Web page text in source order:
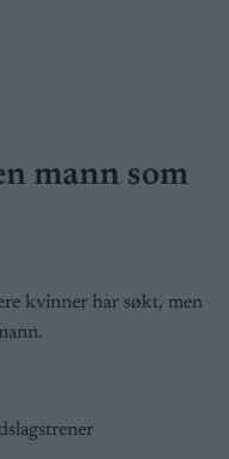
mann som
kvinner har søkt, men